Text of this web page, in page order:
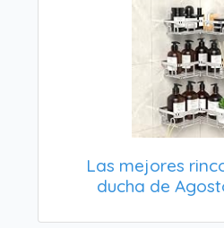
Las mejores
ducha de